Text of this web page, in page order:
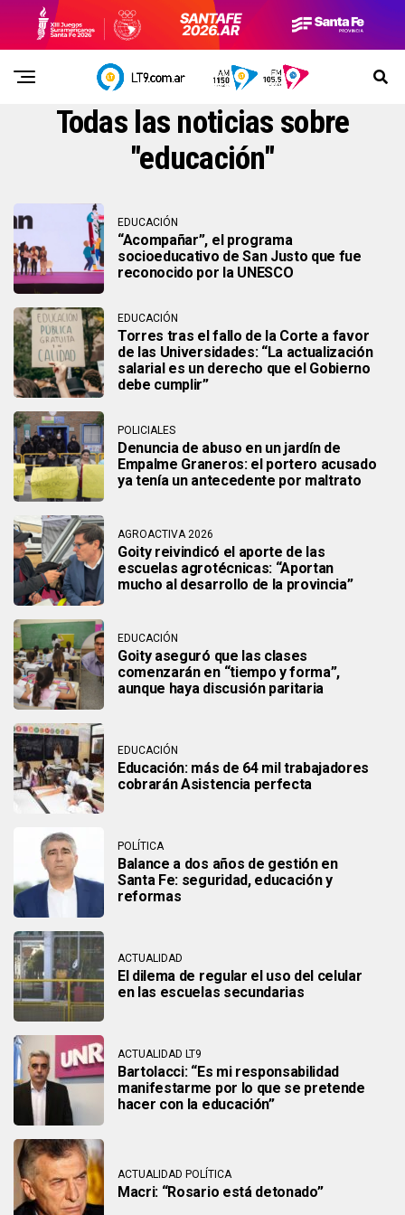
Todas las noticias sobre
"educación"
EDUCACIÓN
“Acompañar”, el programa
socioeducativo de San Justo que fue
reconocido por la UNESCO
EDUCACIÓN
Torres tras el fallo de la Corte a favor
de las Universidades: “La actualización
salarial es un derecho que el Gobierno
debe cumplir”
POLICIALES
Denuncia de abuso en un jardín de
Empalme Graneros: el portero acusado
ya tenía un antecedente por maltrato
AGROACTIVA 2026
Goity reivindicó el aporte de las
escuelas agrotécnicas: “Aportan
mucho al desarrollo de la provincia”
EDUCACIÓN
Goity aseguró que las clases
comenzarán en “tiempo y forma”,
aunque haya discusión paritaria
EDUCACIÓN
Educación: más de 64 mil trabajadores
cobrarán Asistencia perfecta
POLÍTICA
Balance a dos años de gestión en
Santa Fe: seguridad, educación y
reformas
ACTUALIDAD
El dilema de regular el uso del celular
en las escuelas secundarias
ACTUALIDAD LT9
Bartolacci: “Es mi responsabilidad
manifestarme por lo que se pretende
hacer con la educación”
ACTUALIDAD POLÍTICA
Macri: “Rosario está detonado”